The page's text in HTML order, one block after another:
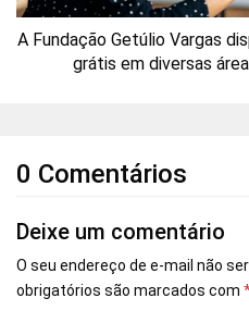
A Fundação Getúlio Vargas
grátis em diversas
0 Comentários
Deixe um comentário
O seu endereço de e-mail não
obrigatórios são marcados com